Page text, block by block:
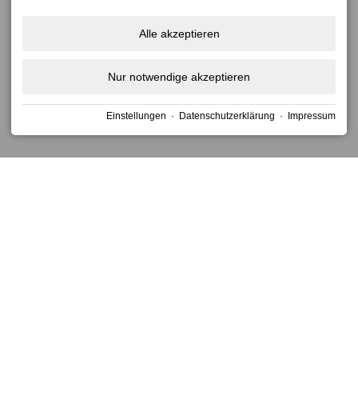
shortcuts
dates.
Alle akzeptieren
Nur notwendige akzeptieren
Einstellungen · Datenschutzerklärung · Impressum